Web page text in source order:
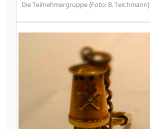
Die Teilnehmergruppe (Foto: B. Teichmann)